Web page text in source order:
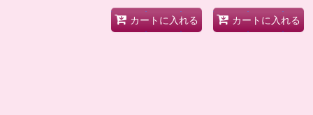
カートに入れる カートに入れる